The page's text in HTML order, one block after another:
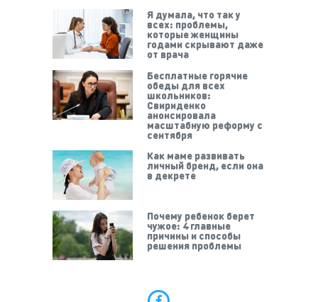
Я думала, что так у
всех: проблемы,
которые женщины
годами скрывают даже
от врача
Бесплатные горячие
обеды для всех
школьников:
Свириденко
анонсировала
масштабную реформу с
сентября
Как маме развивать
личный бренд, если она
в декрете
Почему ребенок берет
чужое: 4 главные
причины и способы
решения проблемы